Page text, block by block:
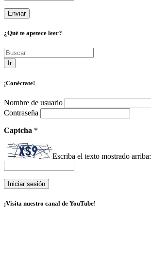
¿Qué te apetece leer?
Ir
¡Conéctate!
Nombre de usuario
Contraseña
Captcha *
Escriba el texto mostrado arriba:
¡Visita nuestro canal de YouTube!